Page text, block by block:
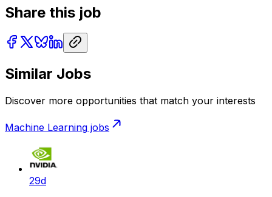
Share this job
Similar Jobs
Discover more opportunities that match your interests
Machine Learning jobs
29d